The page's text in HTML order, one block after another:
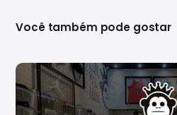
Você também pode gostar